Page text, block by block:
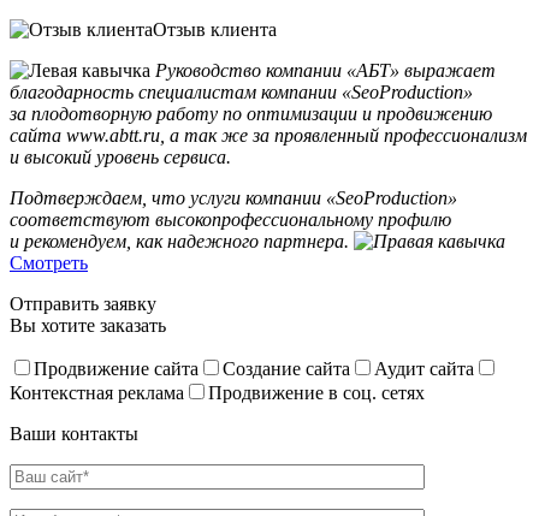
Отзыв клиента
Руководство компании «АБТ» выражает
благодарность специалистам компании «SeoProduction»
за плодотворную работу по оптимизации и продвижению
сайта www.abtt.ru, а так же за проявленный профессионализм
и высокий уровень сервиса.
Подтверждаем, что услуги компании «SeoProduction»
соответствуют высокопрофессиональному профилю
и рекомендуем, как надежного партнера.
Смотреть
Отправить заявку
Вы хотите заказать
Продвижение сайта Создание сайта
Аудит сайта
Контекстная реклама
Продвижение в соц. сетях
Ваши контакты